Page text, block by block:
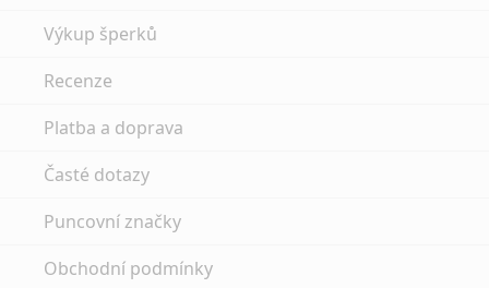
Výkup šperků
Recenze
Platba a doprava
Časté dotazy
Puncovní značky
Obchodní podmínky